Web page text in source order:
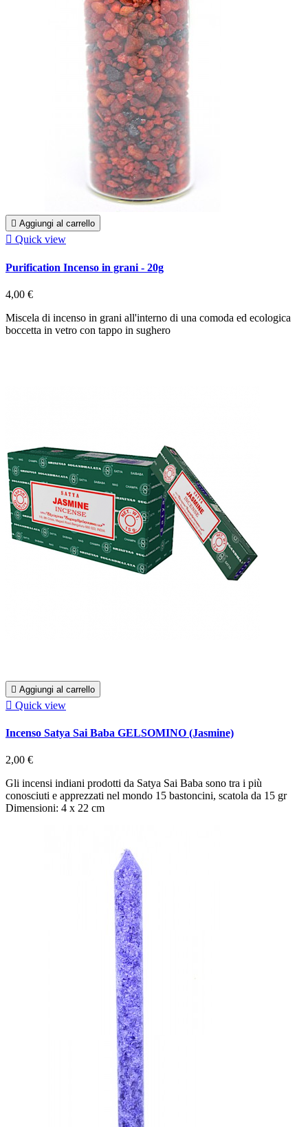
 Aggiungi al carrello
 Quick view
Purification Incenso in grani - 20g
4,00 €
Miscela di incenso in grani all'interno di una comoda ed ecologica
boccetta in vetro con tappo in sughero
 Aggiungi al carrello
 Quick view
Incenso Satya Sai Baba GELSOMINO (Jasmine)
2,00 €
Gli incensi indiani prodotti da Satya Sai Baba sono tra i più
conosciuti e apprezzati nel mondo 15 bastoncini, scatola da 15 gr
Dimensioni: 4 x 22 cm